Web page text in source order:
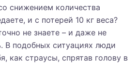
снижением количества
и с потерей 10 кг веса?
не знаете – и даже не
В подобных ситуациях люди
как страусы, спрятав голову в